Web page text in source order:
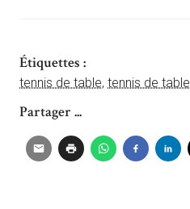
Étiquettes :
tennis de table, tennis de table
Partager ...